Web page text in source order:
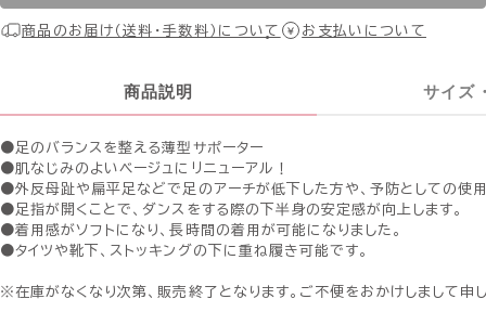
商品のお届け（送料・手数料）について お支払いについて
商品説明 サイズ
●足のバランスを整える薄型サポーター
●肌なじみのよいベージュにリニューアル！
●外反母趾や扁平足などで足のアーチが低下した方や、予防としての使
●足指が開くことで、ダンスをする際の下半身の安定感が向上します。
●着用感がソフトになり、長時間の着用が可能になりました。
●タイツや靴下、ストッキングの下に重ね履き可能です。
※在庫がなくなり次第、販売終了となります。ご不便をおかけしまして申